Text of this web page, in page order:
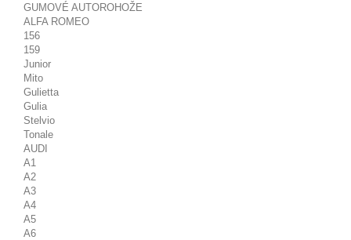
GUMOVÉ AUTOROHOŽE
ALFA ROMEO
156
159
Junior
Mito
Gulietta
Gulia
Stelvio
Tonale
AUDI
A1
A2
A3
A4
A5
A6